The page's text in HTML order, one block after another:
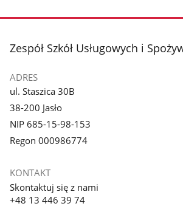
stopka
Zespół Szkół Usługowych i
ADRES
ul. Staszica 30B
38-200 Jasło
NIP 685-15-98-153
Regon 000986774
KONTAKT
Skontaktuj się z nami
+48 13 446 39 74